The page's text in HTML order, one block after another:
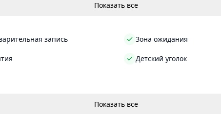
Показать все
запись Зона ожидания
Детский уголок
Показать все